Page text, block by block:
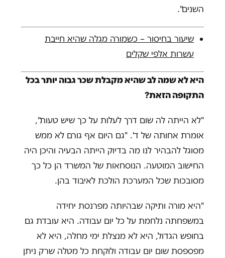
השנים".
שיעור בחיסור – כשמורה מגלה שהיא חייבת
עשרות אלפי שקלים
היא לא שמה לב שהיא מקבלת שכר גבוה יותר בכל
התקופה הזאת?
"לא הייתה לה שום דרך לעלות על כך שיש טעות",
אומרת אחותה של ד'. "גם היום אף גורם לא ממש
מסוגל להבהיר לנו מה בדיוק הייתה הבעיה והיכן היה
החישוב המוטעה. הנוסחאות של המשרד הן כל כך
מסובכות שכל המערכת הולכת לאיבוד בהן.
"היא מורה ותיקה שבהיותה מפרנסת יחידה
במשפחתה נלחמת על כל יום עבודה. היא עובדת גם
בחופש הגדול, היא לא מנצלת ימי מחלה, היא לא
מפספסת שום יום עבודה ולוקחת כל מטלה שרק ניתן